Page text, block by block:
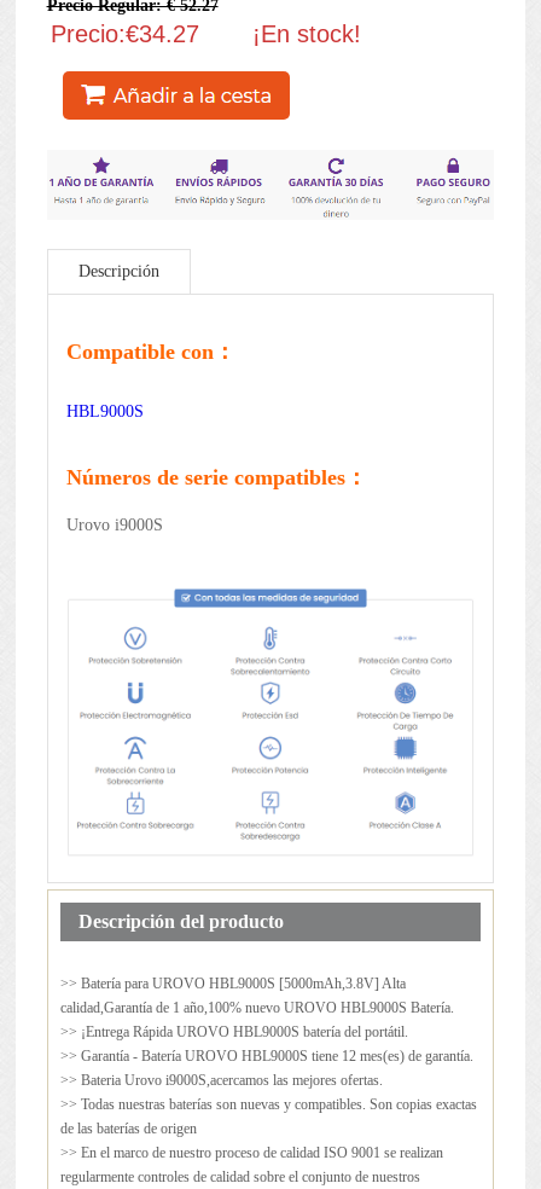
Precio Regular: € 52.27
Precio:€34.27 ¡En stock!
Descripción
Compatible con：
HBL9000S
Números de serie compatibles：
Urovo i9000S
Descripción del producto
>> Batería para UROVO HBL9000S [5000mAh,3.8V] Alta
calidad,Garantía de 1 año,100% nuevo UROVO HBL9000S Batería.
>> ¡Entrega Rápida UROVO HBL9000S batería del portátil.
>> Garantía - Batería UROVO HBL9000S tiene 12 mes(es) de garantía.
>> Bateria Urovo i9000S,acercamos las mejores ofertas.
>> Todas nuestras baterías son nuevas y compatibles. Son copias exactas
de las baterías de origen
>> En el marco de nuestro proceso de calidad ISO 9001 se realizan
regularmente controles de calidad sobre el conjunto de nuestros